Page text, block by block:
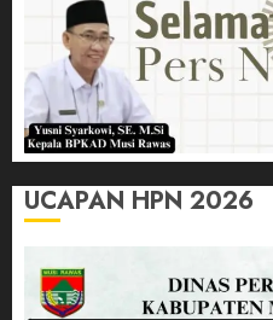
UCAPAN HPN 2026